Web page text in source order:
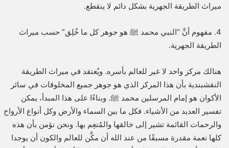
ميراث الطريقة الجهرية بشكل دائم لا ينقطع.
4. مفهوم أنَّ “النبي محمد ﷺ هو جوهر كل ما خُلِق” حسب ميراث
الطريقة الجهرية.
هنالك مركز واحد لا غير للعالم بأسره. ويُعتقد في ميراث الطريقة
النقشبندية بأن هذا المركز الذي هو جوهر جميع المخلوقات في سائر
الأكوان هو إمام المرسلين محمد ﷺ. وبناءًا على هذا المبدأ، يمكن
تفسير العديد من الأشياء. فكل ما بين السماء والأرض وكل أنواع الأرواح
والرحمات القائمة تشير إلى خالقها والمُنعِم بها. ونحن نؤمن بأن هذه
كلها نعمة مقدرة مسبقًا من عند الله أن مكَّن للعالم والكون أن يوجدا